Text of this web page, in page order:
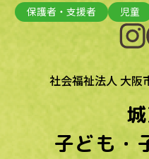
保護者・支援者
児童
社会福祉法人 大阪
子ども・